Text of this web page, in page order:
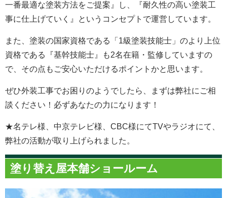
一番最適な塗装方法をご提案』し、『耐久性の高い塗装工
事に仕上げていく』というコンセプトで運営しています。
また、塗装の国家資格である「1級塗装技能士」のより上位
資格である『基幹技能士』も2名在籍・監修していますの
で、その点もご安心いただけるポイントかと思います。
ぜひ外装工事でお困りのようでしたら、まずは弊社にご相
談ください！必ずあなたの力になります！
★名テレ様、中京テレビ様、CBC様にてTVやラジオにて、
弊社の活動が取り上げられました。
塗り替え屋本舗ショールーム